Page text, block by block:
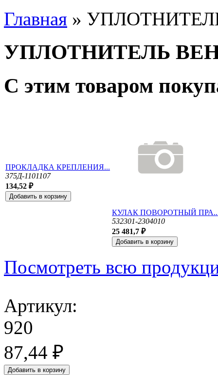
Вы здесь
Главная »
УПЛОТНИТЕЛЬ
С этим товаром
ПРОКЛАДКА КРЕПЛЕНИЯ...
375Д-1101107
134,52 ₽
КУЛАК ПОВОРОТНЫЙ
532301-2304010
25 481,7 ₽
Посмотреть всю
Артикул:
920
87,44 ₽